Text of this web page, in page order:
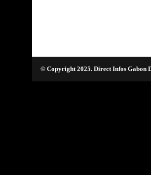
© Copyright 2025. Direct Infos Gabon